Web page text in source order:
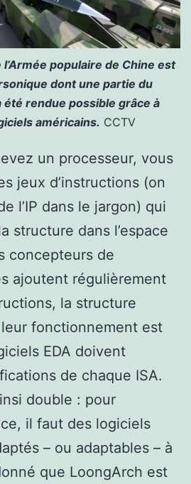
populaire de Chine est
dont une partie du
rendue possible grâce à
américains. CCTV
un processeur, vous
jeux d’instructions (on
l’IP dans le jargon) qui
structure dans l’espace
concepteurs de
ajoutent régulièrement
la structure
fonctionnement est
EDA doivent
de chaque ISA.
double : pour
il faut des logiciels
– ou adaptables – à
que LoongArch est